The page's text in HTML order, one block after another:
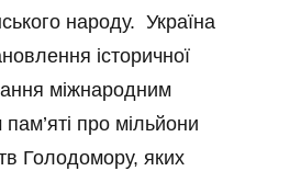
народу. Україна
історичної
міжнародним
про мільйони
Голодомору, яких